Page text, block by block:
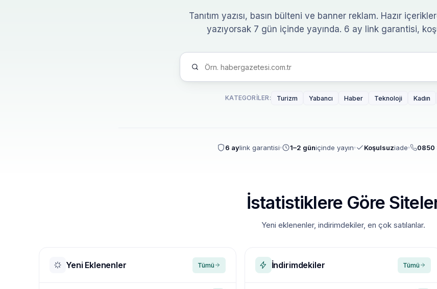
Tanıtım yazısı, basın bülteni ve banner reklam. Hazır
yazıyorsak 7 gün içinde yayında. 6 ay link garantisi,
KATEGORILER: Turizm Yabancı Haber Teknoloji Kadın
6 aylink garantisi 1–2 güniçinde yayın Koşulsuziade 0850
İstatistiklere Göre
Yeni eklenenler, indirimdekiler, en çok satılanlar.
Yeni Eklenenler Tümü İndirimdekiler Tümü